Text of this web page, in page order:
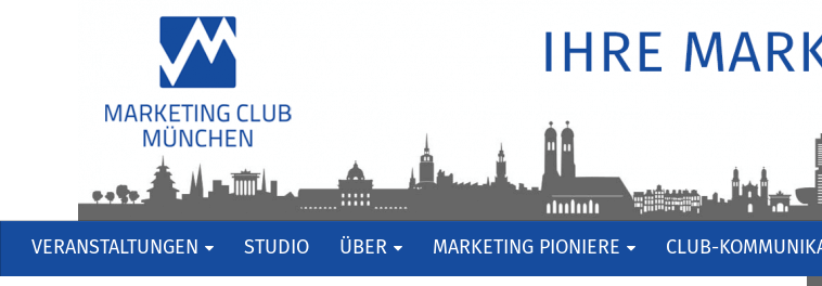
VERANSTALTUNGEN STUDIO ÜBER MARKETING PIONIERE CLUB-